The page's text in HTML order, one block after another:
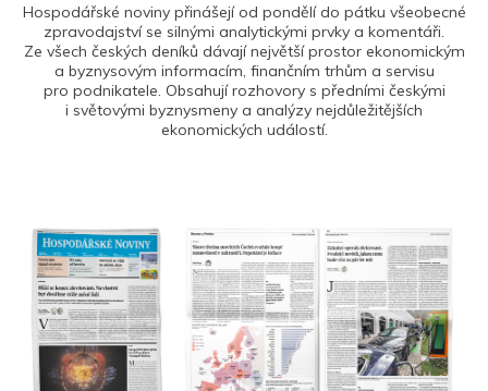
Hospodářské noviny přinášejí od pondělí do pátku všeobecné
zpravodajství se silnými analytickými prvky a komentáři.
Ze všech českých deníků dávají největší prostor ekonomickým
a byznysovým informacím, finančním trhům a servisu
pro podnikatele. Obsahují rozhovory s předními českými
i světovými byznysmeny a analýzy nejdůležitějších
ekonomických událostí.